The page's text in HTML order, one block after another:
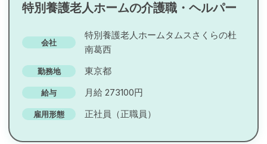
特別養護老人ホームの介護職・ヘルパー
会社
特別養護老人ホームタムスさくらの杜
南葛西
勤務地 東京都
給与 月給 273100円
雇用形態 正社員（正職員）